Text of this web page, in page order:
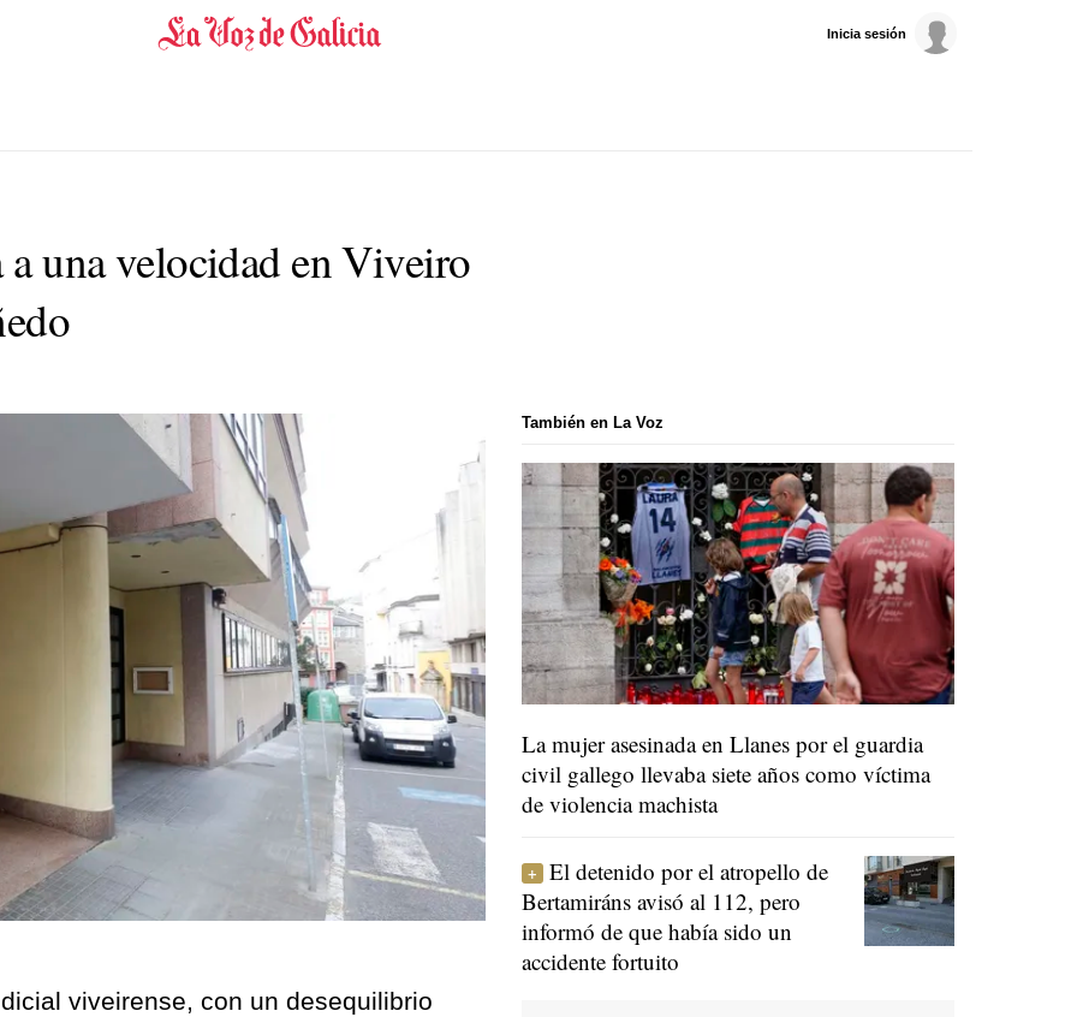
Inicia sesión
una velocidad en Viveiro
viveirense, con un desequilibrio
También en La Voz
La mujer asesinada en Llanes por el guardia
civil gallego llevaba siete años como víctima
de violencia machista
El detenido por el atropello de
Bertamiráns avisó al 112, pero
informó de que había sido un
accidente fortuito